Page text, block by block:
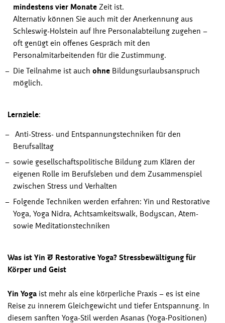
mindestens vier Monate Zeit ist.
Alternativ können Sie auch mit der Anerkennung aus
Schleswig-Holstein auf Ihre Personalabteilung zugehen –
oft genügt ein offenes Gespräch mit den
Personalmitarbeitenden für die Zustimmung.
Die Teilnahme ist auch ohne Bildungsurlaubsanspruch
möglich.
Lernziele:
Anti-Stress- und Entspannungstechniken für den
Berufsalltag
sowie gesellschaftspolitische Bildung zum Klären der
eigenen Rolle im Berufsleben und dem Zusammenspiel
zwischen Stress und Verhalten
Folgende Techniken werden erfahren: Yin und Restorative
Yoga, Yoga Nidra, Achtsamkeitswalk, Bodyscan, Atem-
sowie Meditationstechniken
Was ist Yin & Restorative Yoga? Stressbewältigung für
Körper und Geist
Yin Yoga ist mehr als eine körperliche Praxis – es ist eine
Reise zu innerem Gleichgewicht und tiefer Entspannung. In
diesem sanften Yoga-Stil werden Asanas (Yoga-Positionen)